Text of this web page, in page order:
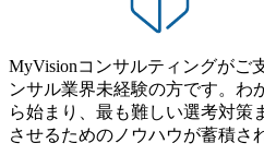
プロジ
ただい
下の様
ただき
の既存
客に
ンティス
ンジニア
進 ・顧客
を加味し
への進捗
ポートの作成 ミ
MyVisionコンサルティングがご
ンサル業界未経験の方です。わ
ら始まり、最も難しい選考対策
させるためのノウハウが蓄積さ